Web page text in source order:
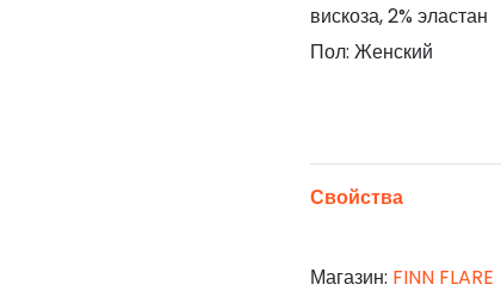
вискоза, 2% эластан
Пол: Женский
Свойства
Магазин: FINN FLARE